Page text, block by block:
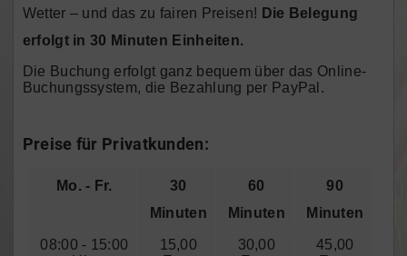
Wetter – und das zu fairen Preisen! Die Belegung
erfolgt in 30 Minuten Einheiten.
Die Buchung erfolgt ganz bequem über das Online-
Buchungssystem, die Bezahlung per PayPal.
Preise für Privatkunden:
Mo. - Fr.
30
Minuten
60
Minuten
90
Minuten
08:00 - 15:00
15,00
30,00
45,00